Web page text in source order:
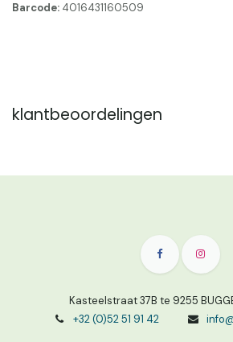
Barcode: 4016431160509
klantbeoordelingen
Kasteelstraat 37B te 9255
+32 (0)52 51 91 42